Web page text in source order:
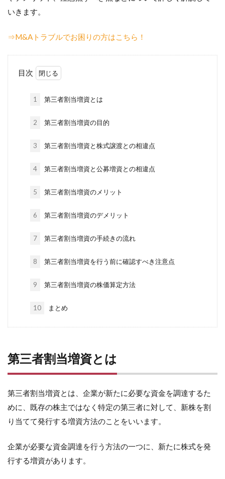
いきます。
⇒M&Aトラブルでお困りの方はこちら！
目次
1 第三者割当増資とは
2 第三者割当増資の目的
3 第三者割当増資と株式譲渡との相違点
4 第三者割当増資と公募増資との相違点
5 第三者割当増資のメリット
6 第三者割当増資のデメリット
7 第三者割当増資の手続きの流れ
8 第三者割当増資を行う前に確認すべき注意点
9 第三者割当増資の株価算定方法
10 まとめ
第三者割当増資とは
第三者割当増資とは、企業が新たに必要な資金を調達するた
めに、既存の株主ではなく特定の第三者に対して、新株を割
り当てて発行する増資方法のことをいいます。
企業が必要な資金調達を行う方法の一つに、新たに株式を発
行する増資があります。